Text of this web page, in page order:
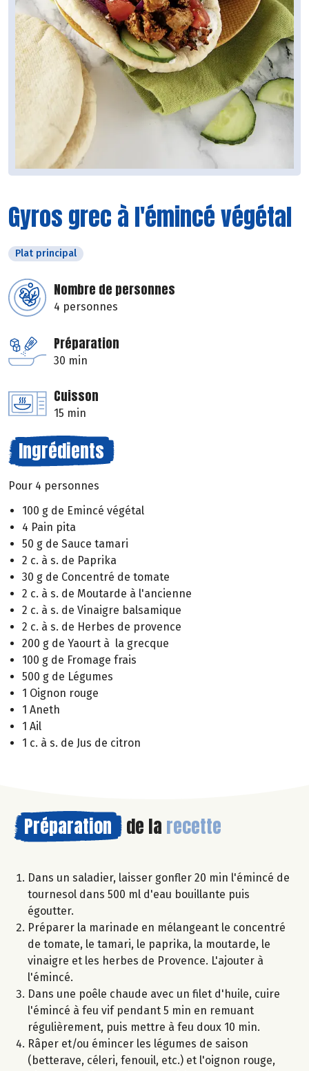
Gyros grec à l'émincé végétal
Plat principal
Nombre de personnes
4 personnes
Préparation
30 min
Cuisson
15 min
Ingrédients
Pour 4 personnes
100 g de Emincé végétal
4 Pain pita
50 g de Sauce tamari
2 c. à s. de Paprika
30 g de Concentré de tomate
2 c. à s. de Moutarde à l'ancienne
2 c. à s. de Vinaigre balsamique
2 c. à s. de Herbes de provence
200 g de Yaourt à la grecque
100 g de Fromage frais
500 g de Légumes
1 Oignon rouge
1 Aneth
1 Ail
1 c. à s. de Jus de citron
Préparation de la recette
Dans un saladier, laisser gonfler 20 min l'émincé de
tournesol dans 500 ml d'eau bouillante puis
égoutter.
Préparer la marinade en mélangeant le concentré
de tomate, le tamari, le paprika, la moutarde, le
vinaigre et les herbes de Provence. L'ajouter à
l'émincé.
Dans une poêle chaude avec un filet d'huile, cuire
l'émincé à feu vif pendant 5 min en remuant
régulièrement, puis mettre à feu doux 10 min.
Râper et/ou émincer les légumes de saison
(betterave, céleri, fenouil, etc.) et l'oignon rouge,